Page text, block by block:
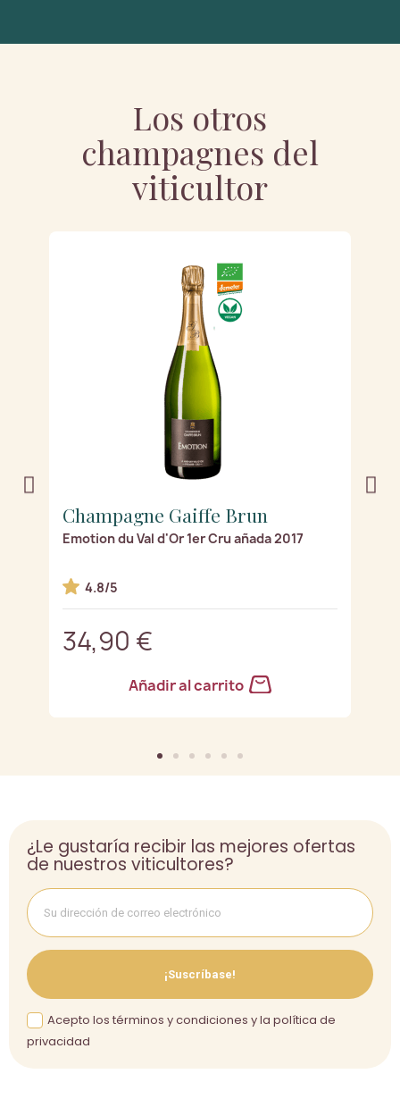
Los otros
champagnes del
viticultor
Champagne Gaiffe Brun
Emotion du Val d'Or 1er Cru añada 2017
4.8/5
34,90 €
Añadir al carrito
¿Le gustaría recibir las mejores ofertas
de nuestros viticultores?
¡Suscríbase!
Acepto los términos y condiciones y la política de
privacidad